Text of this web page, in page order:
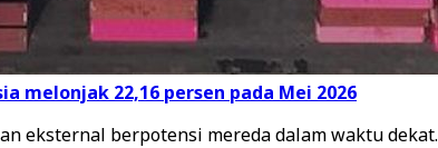
melonjak 22,16 persen pada Mei 2026
eksternal berpotensi mereda dalam waktu dekat.